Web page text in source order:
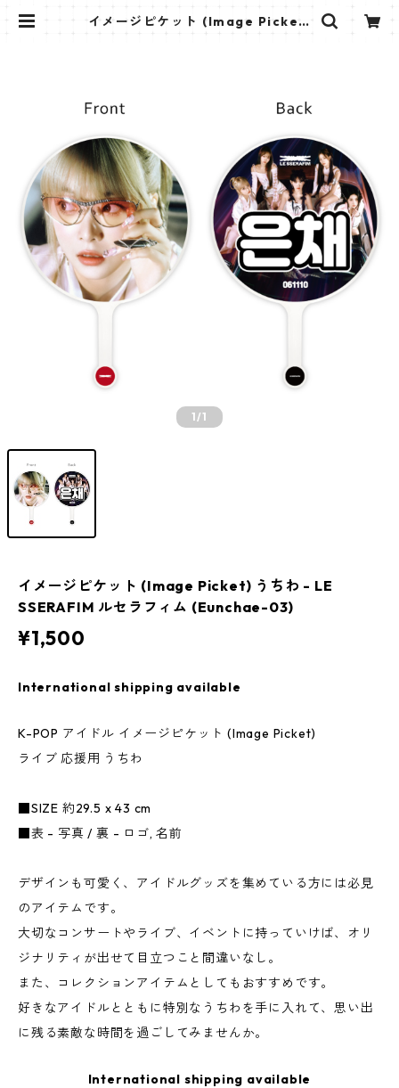
イメージピケット (Image Picket)
1/1
イメージピケット (Image Picket) うちわ - LE
SSERAFIM ルセラフィム (Eunchae-03)
¥1,500
International shipping available
K-POP アイドル イメージピケット (Image Picket)
ライブ 応援用 うちわ
■SIZE 約29.5 x 43 cm
■表 - 写真 / 裏 - ロゴ, 名前
デザインも可愛く、アイドルグッズを集めている方には必見
のアイテムです。
大切なコンサートやライブ、イベントに持っていけば、オリ
ジナリティが出せて目立つこと間違いなし。
また、コレクションアイテムとしてもおすすめです。
好きなアイドルとともに特別なうちわを手に入れて、思い出
に残る素敵な時間を過ごしてみませんか。
International shipping available